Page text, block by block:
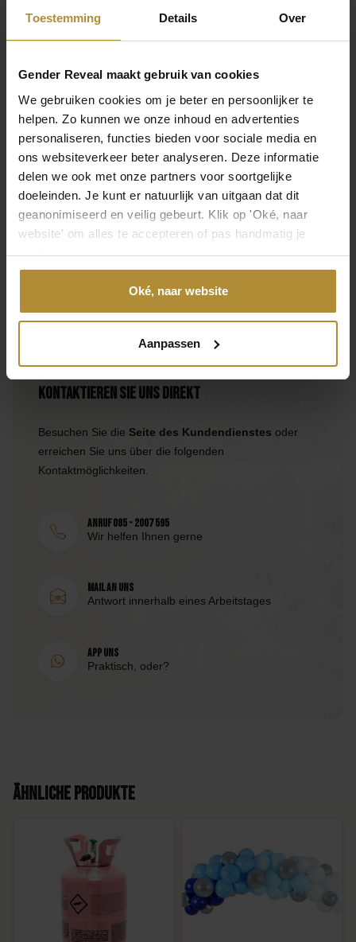
Toestemming Details Over
Gender Reveal maakt gebruik van cookies
We gebruiken cookies om je beter en persoonlijker te
helpen. Zo kunnen we onze inhoud en advertenties
personaliseren, functies bieden voor sociale media en
ons websiteverkeer beter analyseren. Deze informatie
delen we ook met onze partners voor soortgelijke
doeleinden. Je kunt er natuurlijk van uitgaan dat dit
geanonimiseerd en veilig gebeurt. Klik op 'Oké, naar
website' om alles te accepteren of pas handmatig je
voorkeuren aan.
Oké, naar website
Aanpassen
Folie
Inhalt
1 Stück
Hinterlassen Sie Ihre Meinung
Eine Bewertung hinterlassen
Kontaktieren Sie uns direkt
Besuchen Sie die Seite des Kundendienstes oder
erreichen Sie uns über die folgenden
Kontaktmöglichkeiten.
Anruf 085 - 2007 595
Wir helfen Ihnen gerne
Mail an uns
Antwort innerhalb eines Arbeitstages
App uns
Praktisch, oder?
Ähnliche Produkte